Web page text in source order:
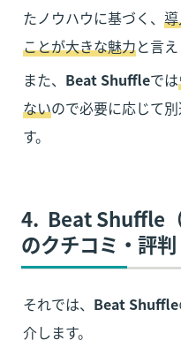
たノウハウに基づく、
ことが大きな魅力と言え
また、 Beat Shuffleでは
ないので必要に応じて
す。
4. Beat Shuffle
のクチコミ・評判
それでは、 Beat Shuffle
介します。